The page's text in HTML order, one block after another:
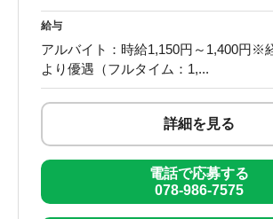
給与
アルバイト：時給1,150円～1,400円※
より優遇（フルタイム：1,...
詳細を見る
電話で応募する
078-986-7575